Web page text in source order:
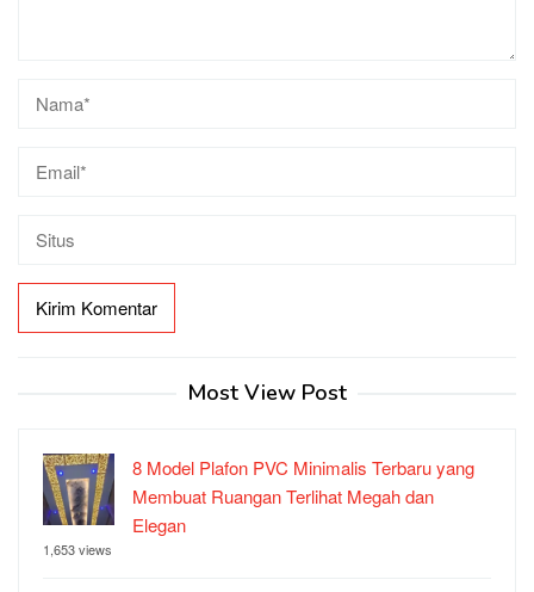
Most View Post
8 Model Plafon PVC Minimalis Terbaru yang
Membuat Ruangan Terlihat Megah dan
Elegan
1,653 views